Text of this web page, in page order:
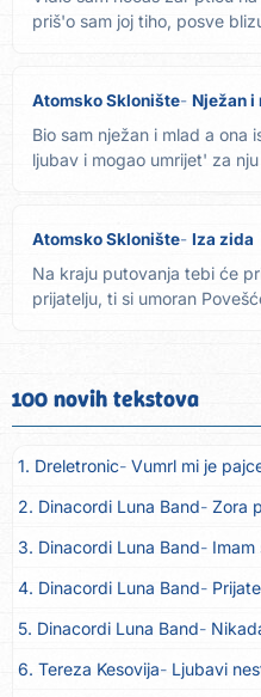
priš'o sam joj tiho, posve
Atomsko Sklonište Nježan i
Bio sam nježan i mlad a ona
ljubav i mogao umrijet' za
Atomsko Sklonište Iza zida
Na kraju putovanja tebi će
prijatelju, ti si umoran
100 novih tekstova
1. Dreletronic Vumrl mi je
2. Dinacordi Luna Band Zora
3. Dinacordi Luna Band Imam
4. Dinacordi Luna Band
5. Dinacordi Luna Band
6. Tereza Kesovija Ljubavi